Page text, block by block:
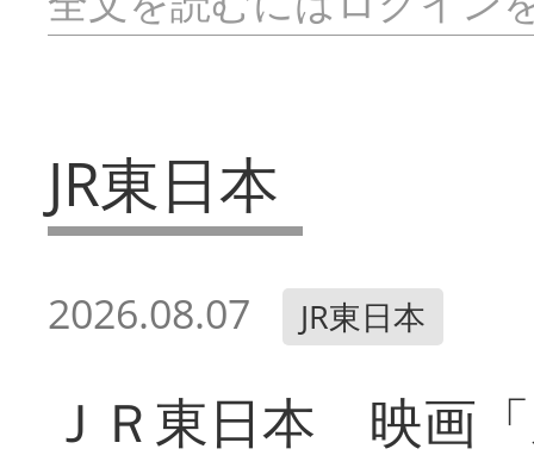
JR東日本
2026.08.07 JR東日本
ＪＲ東日本 映画